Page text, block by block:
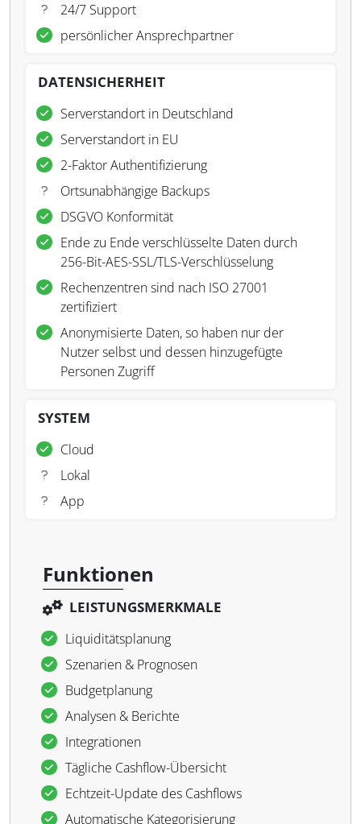
24/7 Support
persönlicher Ansprechpartner
DATENSICHERHEIT
Serverstandort in Deutschland
Serverstandort in EU
2-Faktor Authentifizierung
Ortsunabhängige Backups
DSGVO Konformität
Ende zu Ende verschlüsselte Daten durch
256-Bit-AES-SSL/TLS-Verschlüsselung
Rechenzentren sind nach ISO 27001
zertifiziert
Anonymisierte Daten, so haben nur der
Nutzer selbst und dessen hinzugefügte
Personen Zugriff
SYSTEM
Cloud
Lokal
App
Funktionen
LEISTUNGSMERKMALE
Liquiditätsplanung
Szenarien & Prognosen
Budgetplanung
Analysen & Berichte
Integrationen
Tägliche Cashflow-Übersicht
Echtzeit-Update des Cashflows
Automatische Kategorisierung